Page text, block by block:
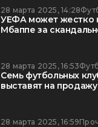
28 марта 2025, 14:28
УЕФА может жестко
Мбаппе за
28 марта 2025, 16:53
Семь футбольных
выставят на продажу
28 марта 2025, 16:59